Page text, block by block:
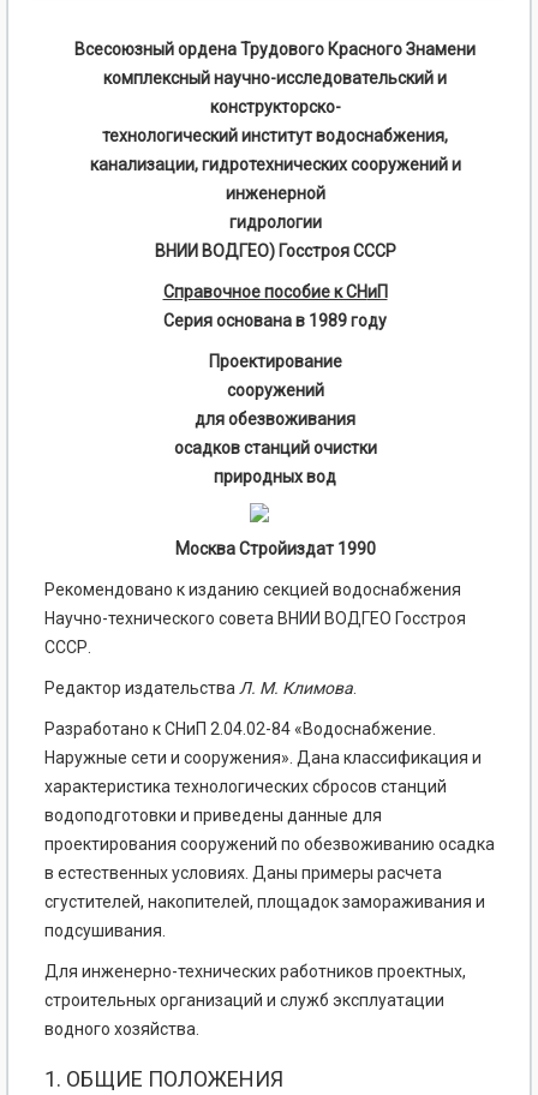
Всесоюзный ордена Трудового Красного Знамени
комплексный научно-исследовательский и
конструкторско-
технологический институт водоснабжения,
канализации, гидротехнических сооружений и
инженерной
гидрологии
ВНИИ ВОДГЕО) Госстроя СССР
Справочное пособие к СНиП
Серия основана в 1989 году
Проектирование
сооружений
для обезвоживания
осадков станций очистки
природных вод
Москва Стройиздат 1990
Рекомендовано к изданию секцией водоснабжения
Научно-технического совета ВНИИ ВОДГЕО Госстроя
СССР.
Редактор издательстваЛ. М. Климова.
Разработано к СНиП 2.04.02-84 «Водоснабжение.
Наружные сети и сооружения». Дана классификация и
характеристика технологических сбросов станций
водоподготовки и приведены данные для
проектирования сооружений по обезвоживанию осадка
в естественных условиях. Даны примеры расчета
сгустителей, накопителей, площадок замораживания и
подсушивания.
Для инженерно-технических работников проектных,
строительных организаций и служб эксплуатации
водного хозяйства.
1. ОБЩИЕ ПОЛОЖЕНИЯ